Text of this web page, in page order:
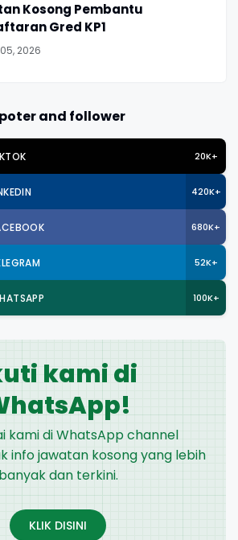
Kosong Pembantu
Gred KP1
2026
and follower
20K+
420K+
680K+
52K+
100K+
kami di
kami di WhatsApp channel
info jawatan kosong yang lebih
banyak dan terkini.
KLIK DISINI